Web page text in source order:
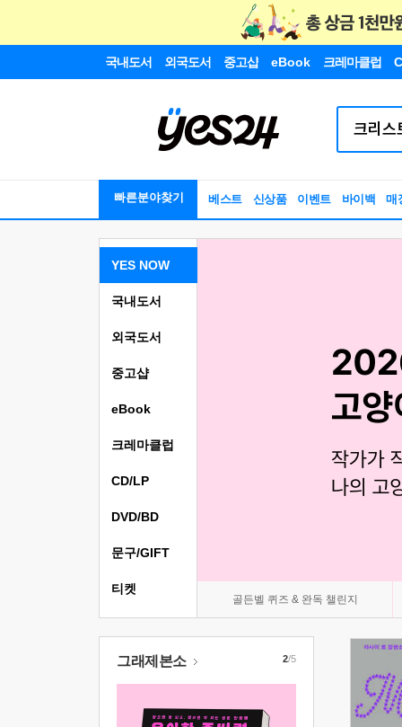
국내도서 외국도서 중고샵 eBook 크레마클럽
빠른분야찾기 베스트 신상품 이벤트 바이백 매
YES NOW
골든벨 퀴즈 & 완독 챌린지
국내도서
외국도서
중고샵
eBook
크레마클럽
CD/LP
DVD/BD
문구/GIFT
티켓
그래제본소 2/5